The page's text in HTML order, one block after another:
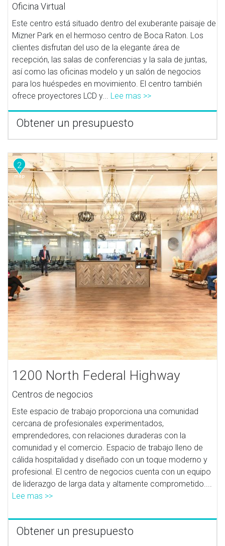
Oficina Virtual
Este centro está situado dentro del exuberante paisaje de
Mizner Park en el hermoso centro de Boca Raton. Los
clientes disfrutan del uso de la elegante área de
recepción, las salas de conferencias y la sala de juntas,
así como las oficinas modelo y un salón de negocios
para los huéspedes en movimiento. El centro también
ofrece proyectores LCD y... Lee mas >>
Obtener un presupuesto
2
1200 North Federal Highway
Centros de negocios
Este espacio de trabajo proporciona una comunidad
cercana de profesionales experimentados,
emprendedores, con relaciones duraderas con la
comunidad y el comercio. Espacio de trabajo lleno de
cálida hospitalidad y diseñado con un toque moderno y
profesional. El centro de negocios cuenta con un equipo
de liderazgo de larga data y altamente comprometido....
Lee mas >>
Obtener un presupuesto